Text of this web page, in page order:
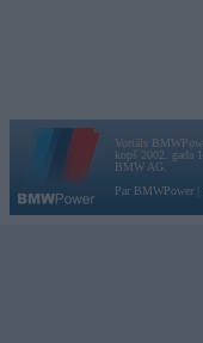
Vortāls
kopš 2002. gada
BMW AG.
Par BMWPower